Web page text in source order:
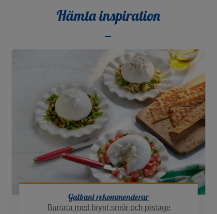
Hämta inspiration
Galbani rekommenderar
Burrata med brynt smör och pistage